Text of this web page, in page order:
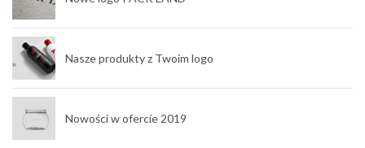
Nasze produkty z Twoim logo
Nowości w ofercie 2019